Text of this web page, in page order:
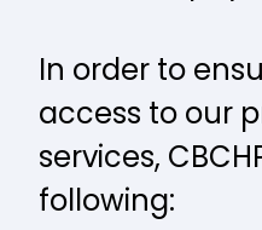
In order to
access to our
services,
following: